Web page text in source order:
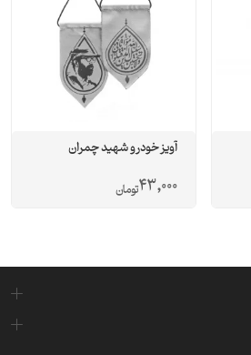
آویز خودرو شهید چمران
43,000تومان